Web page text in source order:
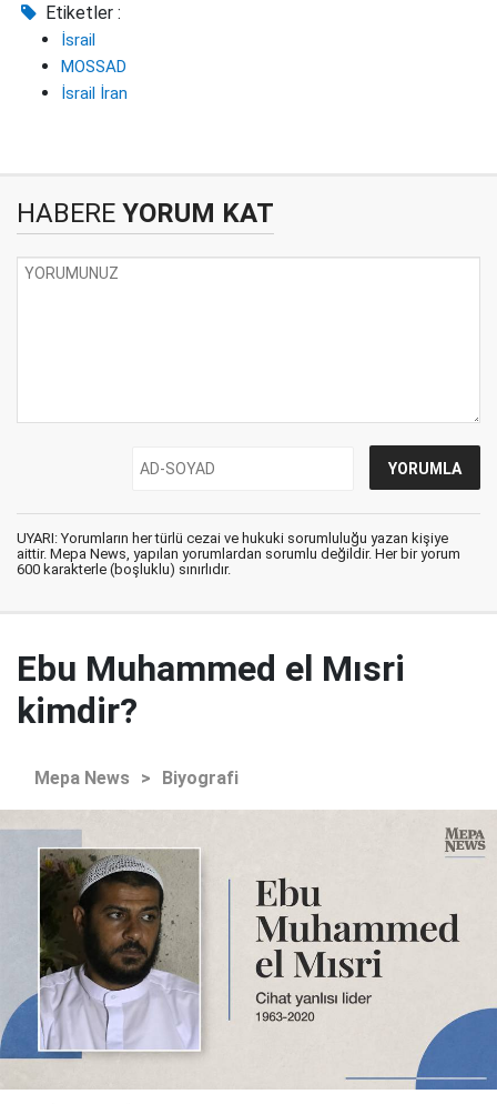
Etiketler :
İsrail
MOSSAD
İsrail İran
HABERE YORUM KAT
UYARI: Yorumların her türlü cezai ve hukuki sorumluluğu yazan kişiye
aittir. Mepa News, yapılan yorumlardan sorumlu değildir. Her bir yorum
600 karakterle (boşluklu) sınırlıdır.
Ebu Muhammed el Mısri
kimdir?
Mepa News > Biyografi